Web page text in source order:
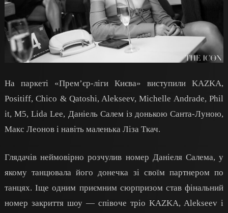
На паркеті «Прем’єр-ліги Києва» виступили KAZKA,
Positiff, Chico & Qatoshi, Alekseev, Michelle Andrade, Phil
it, M5, Lida Lee, Даніель Салем із донькою Санта-Луною,
Макс Леонов і навіть маленька Ліза Ткач.
Глядачів неймовірно розчулив номер Даніеля Салема, у
якому танцювала його донечка зі своїм партнером по
танцях. Іще одним приємним сюрпризом став фінальний
номер закриття шоу — співоче тріо KAZKA, Alekseev і